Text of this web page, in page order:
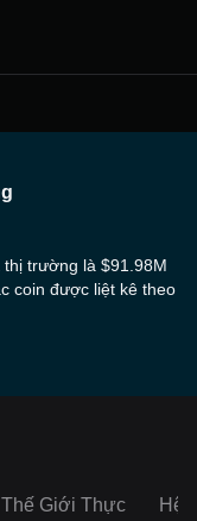
trường là $91.98M
coin được liệt kê theo
Giới Thực Hệ